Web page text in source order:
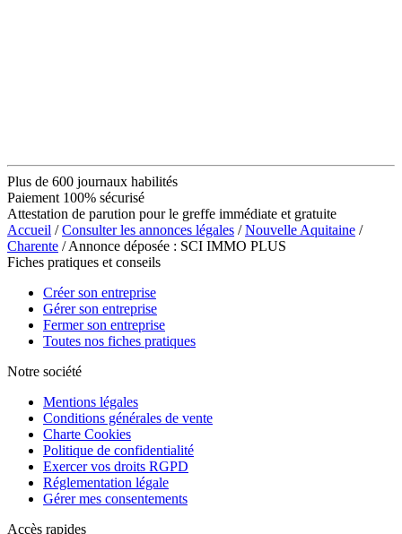
Plus de 600 journaux habilités
Paiement 100% sécurisé
Attestation de parution pour le greffe immédiate et gratuite
Accueil /Consulter les annonces légales /Nouvelle Aquitaine /
Charente / Annonce déposée : SCI IMMO PLUS
Fiches pratiques et conseils
Créer son entreprise
Gérer son entreprise
Fermer son entreprise
Toutes nos fiches pratiques
Notre société
Mentions légales
Conditions générales de vente
Charte Cookies
Politique de confidentialité
Exercer vos droits RGPD
Réglementation légale
Gérer mes consentements
Accès rapides